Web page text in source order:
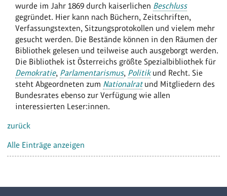
wurde im Jahr 1869 durch kaiserlichen Beschluss
gegründet. Hier kann nach Büchern, Zeitschriften,
Verfassungstexten, Sitzungsprotokollen und vielem mehr
gesucht werden. Die Bestände können in den Räumen der
Bibliothek gelesen und teilweise auch ausgeborgt werden.
Die Bibliothek ist Österreichs größte Spezialbibliothek für
Demokratie, Parlamentarismus, Politikund Recht. Sie
steht Abgeordneten zum Nationalratund Mitgliedern des
Bundesrates ebenso zur Verfügung wie allen
interessierten Leser:innen.
zurück
Alle Einträge anzeigen